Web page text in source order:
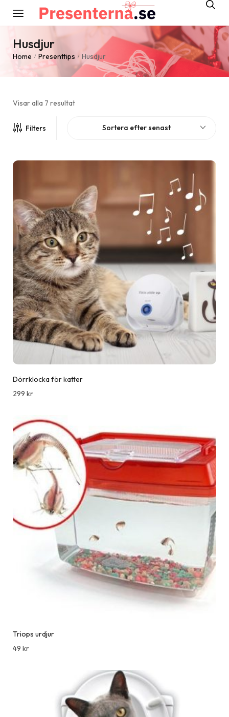
Husdjur
Home / Presenttips / Husdjur
Visar alla 7 resultat
Filters Sortera efter senast
Dörrklocka för katter
299 kr
Triops urdjur
49 kr